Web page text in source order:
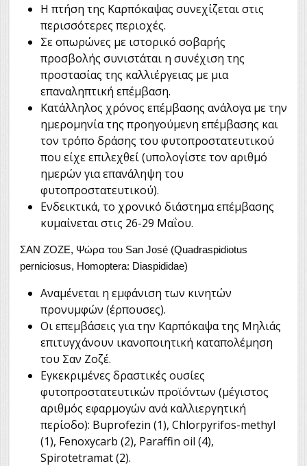
Η πτήση της Καρπόκαψας συνεχίζεται στις
περισσότερες περιοχές.
Σε οπωρώνες με ιστορικό σοβαρής
προσβολής συνιστάται η συνέχιση της
προστασίας της καλλιέργειας με μια
επαναληπτική επέμβαση.
Κατάλληλος χρόνος επέμβασης ανάλογα με την
ημερομηνία της προηγούμενη επέμβασης και
τον τρόπο δράσης του φυτοπροστατευτικού
που είχε επιλεχθεί (υπολογίστε τον αριθμό
ημερών για επανάληψη του
φυτοπροστατευτικού).
Ενδεικτικά, το χρονικό διάστημα επέμβασης
κυμαίνεται στις 26-29 Μαΐου.
ΣΑΝ ΖΟΖΕ, Ψώρα του San José (Quadraspidiotus
perniciosus, Homoptera: Diaspididae)
Αναμένεται η εμφάνιση των κινητών
προνυμφών (έρπουσες).
Οι επεμβάσεις για την Καρπόκαψα της Μηλιάς
επιτυγχάνουν ικανοποιητική καταπολέμηση
του Σαν Ζοζέ.
Εγκεκριμένες δραστικές ουσίες
φυτοπροστατευτικών προϊόντων (μέγιστος
αριθμός εφαρμογών ανά καλλιεργητική
περίοδο): Buprofezin (1), Chlorpyrifos-methyl
(1), Fenoxycarb (2), Paraffin oil (4),
Spirotetramat (2).